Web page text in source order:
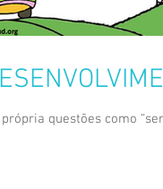
questões como